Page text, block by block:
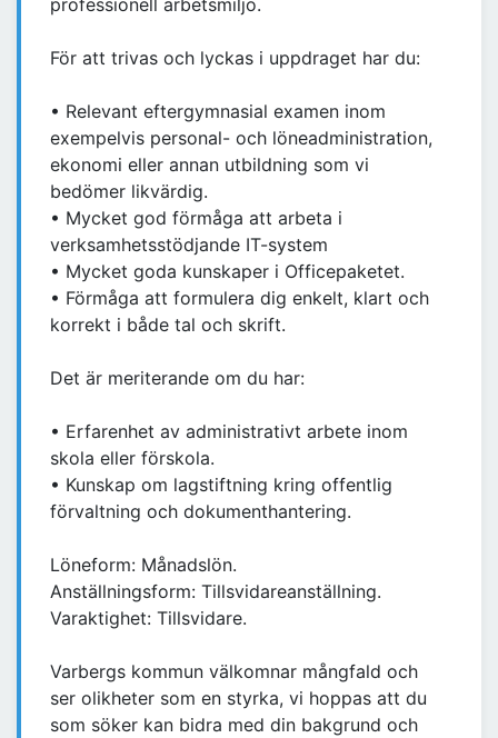
professionell arbetsmiljö.
För att trivas och lyckas i uppdraget har du:
• Relevant eftergymnasial examen inom
exempelvis personal- och löneadministration,
ekonomi eller annan utbildning som vi
bedömer likvärdig.
• Mycket god förmåga att arbeta i
verksamhetsstödjande IT-system
• Mycket goda kunskaper i Officepaketet.
• Förmåga att formulera dig enkelt, klart och
korrekt i både tal och skrift.
Det är meriterande om du har:
• Erfarenhet av administrativt arbete inom
skola eller förskola.
• Kunskap om lagstiftning kring offentlig
förvaltning och dokumenthantering.
Löneform: Månadslön.
Anställningsform: Tillsvidareanställning.
Varaktighet: Tillsvidare.
Varbergs kommun välkomnar mångfald och
ser olikheter som en styrka, vi hoppas att du
som söker kan bidra med din bakgrund och